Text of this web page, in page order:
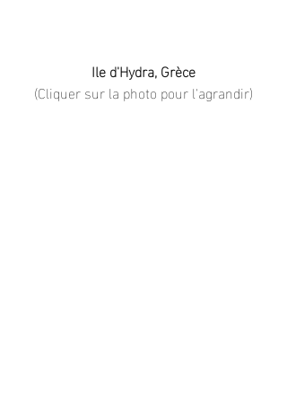
Ile d'Hydra, Grèce
(Cliquer sur la photo pour l'agrandir)